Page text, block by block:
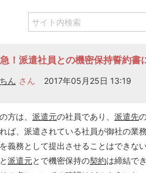
！派遣社員との機密保持誓約書
ん さん 2017年05月25日 13:19
方は、 派遣元の社員であり、 派遣先
ば、派遣されている社員が御社の業
を義務として提出させることはできな
派遣元とで機密保持の契約は締結で